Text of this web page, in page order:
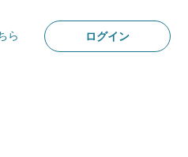
ら ログイン